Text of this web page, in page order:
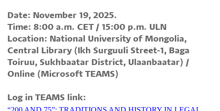
Date: November 19, 2025.
Time: 8:00 a.m. CET / 15:00 p.m. ULN
Location: National University of Mongolia,
Central Library (Ikh Surguuli Street-1, Baga
Toiruu, Sukhbaatar District, Ulaanbaatar) /
Online (Microsoft TEAMS)
Log in TEAMS link: